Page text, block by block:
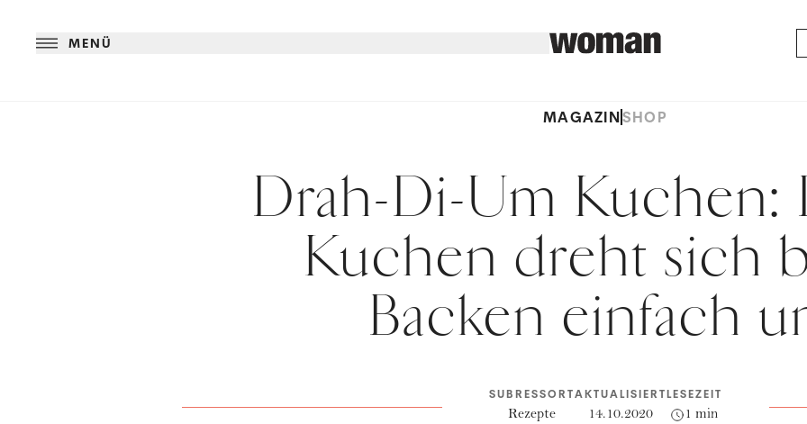
MENÜ
MAGAZINSHOP
Drah-Di-Um Kuchen:
Kuchen dreht sich
Backen einfach
SUBRESSORT
Rezepte
AKTUALISIERT
14.10.2020
LESEZEIT
1 min